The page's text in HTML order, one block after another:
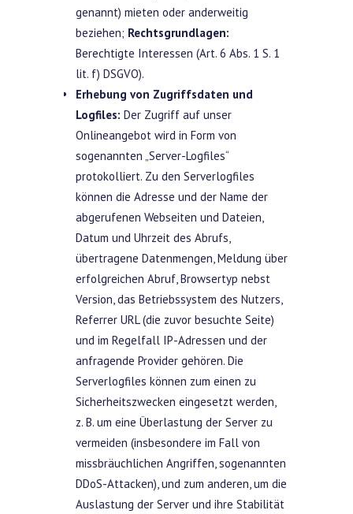
genannt) mieten oder anderweitig
beziehen; Rechtsgrundlagen:
Berechtigte Interessen (Art. 6 Abs. 1 S. 1
lit. f) DSGVO).
Erhebung von Zugriffsdaten und
Logfiles: Der Zugriff auf unser
Onlineangebot wird in Form von
sogenannten „Server-Logfiles“
protokolliert. Zu den Serverlogfiles
können die Adresse und der Name der
abgerufenen Webseiten und Dateien,
Datum und Uhrzeit des Abrufs,
übertragene Datenmengen, Meldung über
erfolgreichen Abruf, Browsertyp nebst
Version, das Betriebssystem des Nutzers,
Referrer URL (die zuvor besuchte Seite)
und im Regelfall IP-Adressen und der
anfragende Provider gehören. Die
Serverlogfiles können zum einen zu
Sicherheitszwecken eingesetzt werden,
z. B. um eine Überlastung der Server zu
vermeiden (insbesondere im Fall von
missbräuchlichen Angriffen, sogenannten
DDoS-Attacken), und zum anderen, um die
Auslastung der Server und ihre Stabilität